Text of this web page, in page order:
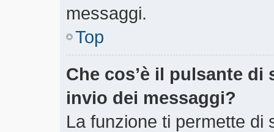
messaggi.
Top
Che cos’è il pulsante
invio dei messaggi?
La funzione ti permette di